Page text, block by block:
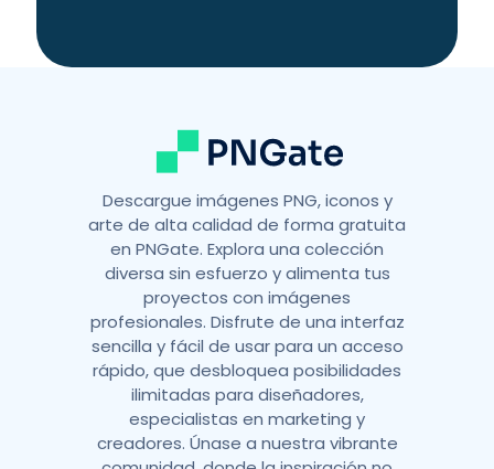
Descargue imágenes PNG, iconos y
arte de alta calidad de forma gratuita
en PNGate. Explora una colección
diversa sin esfuerzo y alimenta tus
proyectos con imágenes
profesionales. Disfrute de una interfaz
sencilla y fácil de usar para un acceso
rápido, que desbloquea posibilidades
ilimitadas para diseñadores,
especialistas en marketing y
creadores. Únase a nuestra vibrante